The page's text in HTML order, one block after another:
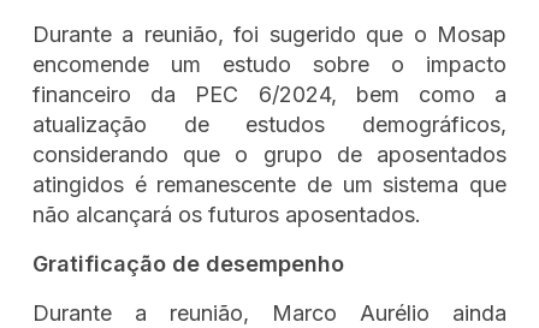
Durante a reunião, foi sugerido que o Mosap
encomende um estudo sobre o impacto
financeiro da PEC 6/2024, bem como a
atualização de estudos demográficos,
considerando que o grupo de aposentados
atingidos é remanescente de um sistema que
não alcançará os futuros aposentados.
Gratificação de desempenho
Durante a reunião, Marco Aurélio ainda